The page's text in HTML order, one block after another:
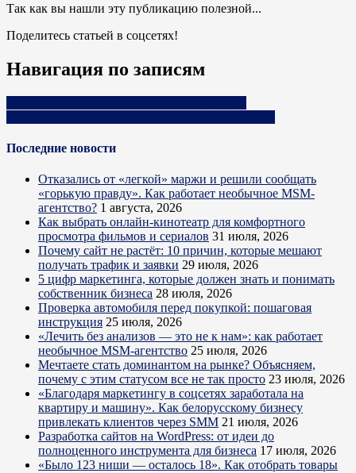
Так как вы нашли эту публикацию полезной...
Поделитесь статьей в соцсетях!
Навигация по записям
Последние новости
Отказались от «легкой» маржи и решили сообщать
«горькую правду». Как работает необычное MSM-
агентство? 1 августа, 2026
Как выбрать онлайн-кинотеатр для комфортного
просмотра фильмов и сериалов 31 июля, 2026
Почему сайт не растёт: 10 причин, которые мешают
получать трафик и заявки 29 июля, 2026
5 цифр маркетинга, которые должен знать и понимать
собственник бизнеса 28 июля, 2026
Проверка автомобиля перед покупкой: пошаговая
инструкция 25 июля, 2026
«Лечить без анализов — это не к нам»: как работает
необычное MSM-агентство 25 июля, 2026
Мечтаете стать доминантом на рынке? Объясняем,
почему с этим статусом все не так просто 23 июля, 2026
«Благодаря маркетингу в соцсетях заработала на
квартиру и машину». Как белорусскому бизнесу
привлекать клиентов через SMM 21 июля, 2026
Разработка сайтов на WordPress: от идеи до
полноценного инструмента для бизнеса 17 июля, 2026
«Было 123 ниши — осталось 18». Как отобрать товары